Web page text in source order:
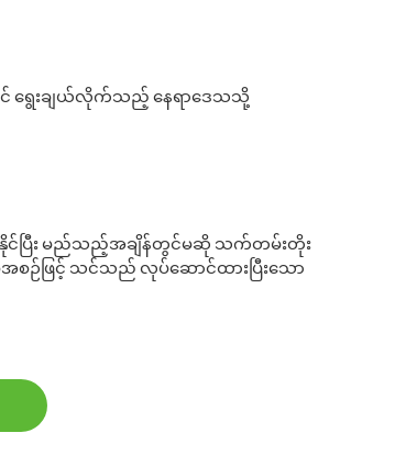
င် ရွေးချယ်လိုက်သည့် နေရာဒေသသို့
လုပ်နိုင်ပြီး မည်သည့်အချိန်တွင်မဆို သက်တမ်းတိုး
ဉ်ဖြင့် သင်သည် လုပ်ဆောင်ထားပြီးသော